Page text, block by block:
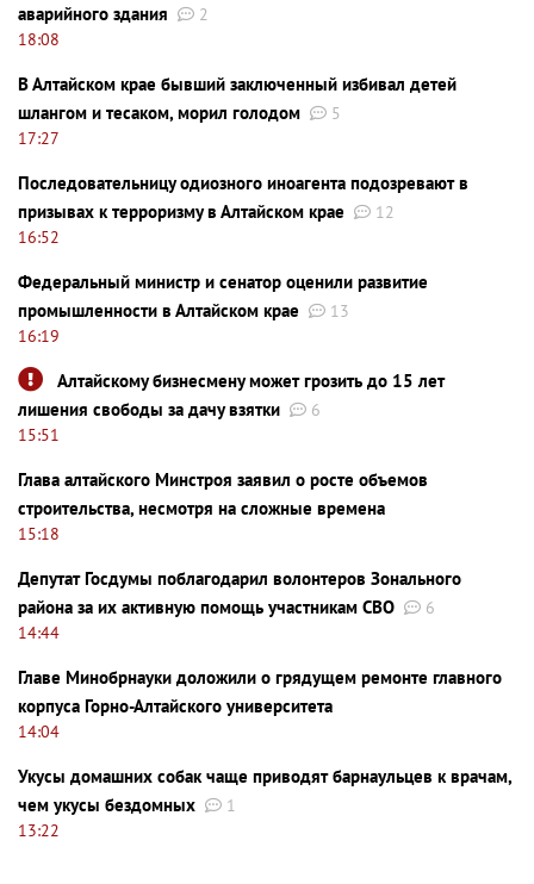
аварийного здания
2
18:08
В Алтайском крае бывший заключенный избивал детей
шлангом и тесаком, морил голодом
5
17:27
Последовательницу одиозного иноагента подозревают в
призывах к терроризму в Алтайском крае
12
16:52
Федеральный министр и сенатор оценили развитие
промышленности в Алтайском крае
13
16:19
Алтайскому бизнесмену может грозить до 15 лет
лишения свободы за дачу взятки
6
15:51
Глава алтайского Минстроя заявил о росте объемов
строительства, несмотря на сложные времена
15:18
Депутат Госдумы поблагодарил волонтеров Зонального
района за их активную помощь участникам СВО
6
14:44
Главе Минобрнауки доложили о грядущем ремонте главного
корпуса Горно-Алтайского университета
14:04
Укусы домашних собак чаще приводят барнаульцев к врачам,
чем укусы бездомных
1
13:22